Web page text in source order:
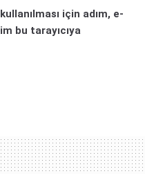
için adım, e-
bu tarayıcıya